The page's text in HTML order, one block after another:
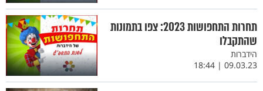
תחרות התחפושות 2023: צפו בתמונות
שהתקבלו
הידברות
09.03.23 | 18:44